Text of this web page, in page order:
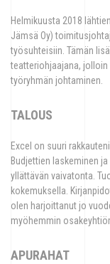
Helmikuusta 2018
Jämsä Oy)
työsuhteisiin. Tämän
teatteriohjaajana,
työryhmän johtaminen.
TALOUS
Excel on suuri
Budjettien laskeminen
yllättävän vaivatonta.
kokemuksella.
olen harjoittanut jo
myöhemmin
APURAHAT